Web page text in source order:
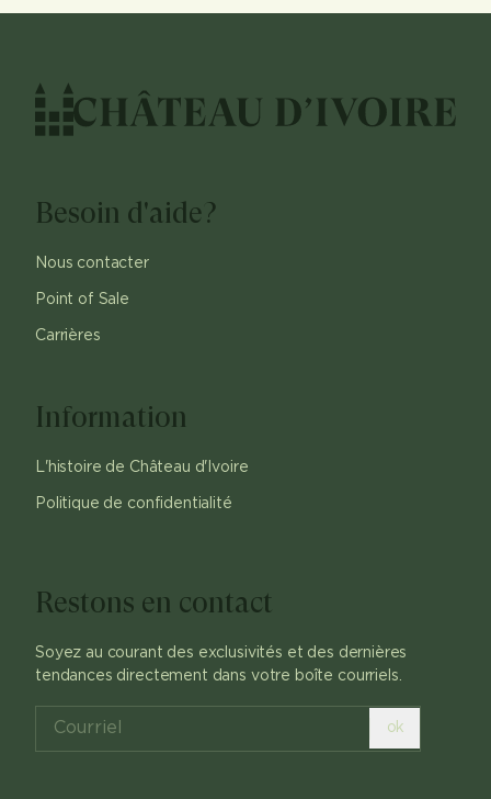
Besoin d'aide?
Nous contacter
Point of Sale
Carrières
Information
L'histoire de Château d'Ivoire
Politique de confidentialité
Restons en contact
Soyez au courant des exclusivités et des dernières
tendances directement dans votre boîte courriels.
ok